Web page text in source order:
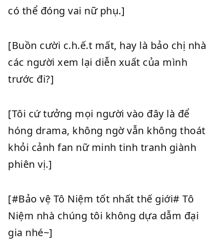
có thể đóng vai nữ phụ.]
[Buồn cười c.h.ế.t mất, hay là bảo chị nhà
các người xem lại diễn xuất của mình
trước đi?]
[Tôi cứ tưởng mọi người vào đây là để
hóng drama, không ngờ vẫn không thoát
khỏi cảnh fan nữ minh tinh tranh giành
phiên vị.]
[#Bảo vệ Tô Niệm tốt nhất thế giới# Tô
Niệm nhà chúng tôi không dựa dẫm đại
gia nhé~]